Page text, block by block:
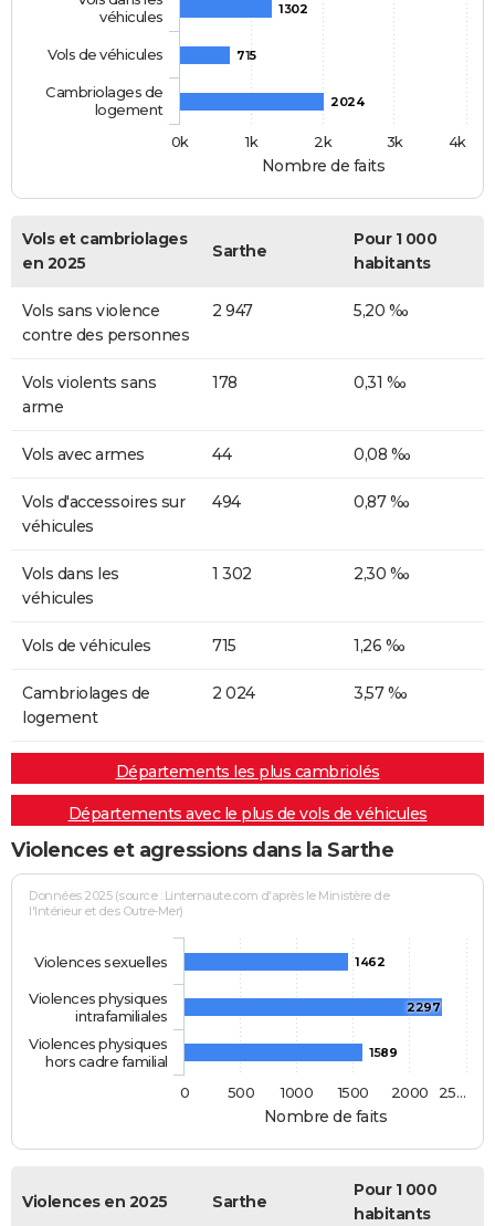
Nombre de faits
1302
715
2024
véhicules
Vols de véhicules
Cambriolages de
logement
0k
1k 2k 3k 4k
Vols et cambriolages
en 2025
Sarthe
Pour 1 000
habitants
Vols sans violence
contre des personnes
2 947 5,20 ‰
Vols violents sans
arme
178 0,31 ‰
Vols avec armes 44 0,08 ‰
Vols d'accessoires sur
véhicules
494 0,87 ‰
Vols dans les
véhicules
1 302 2,30 ‰
Vols de véhicules 715 1,26 ‰
Cambriolages de
logement
2 024 3,57 ‰
Départements les plus cambriolés
Départements avec le plus de vols de véhicules
Violences et agressions dans la Sarthe
Nombre de faits
Données 2025 (source : Linternaute.com d'après le Ministère de
l'Intérieur et des Outre-Mer)
1462
2297
1589
Violences sexuelles
Violences physiques
intrafamiliales
Violences physiques
hors cadre familial
0
500 1000 1500 2000 25…
Violences en 2025 Sarthe
Pour 1 000
habitants